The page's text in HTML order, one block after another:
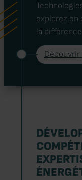
explorez en
la